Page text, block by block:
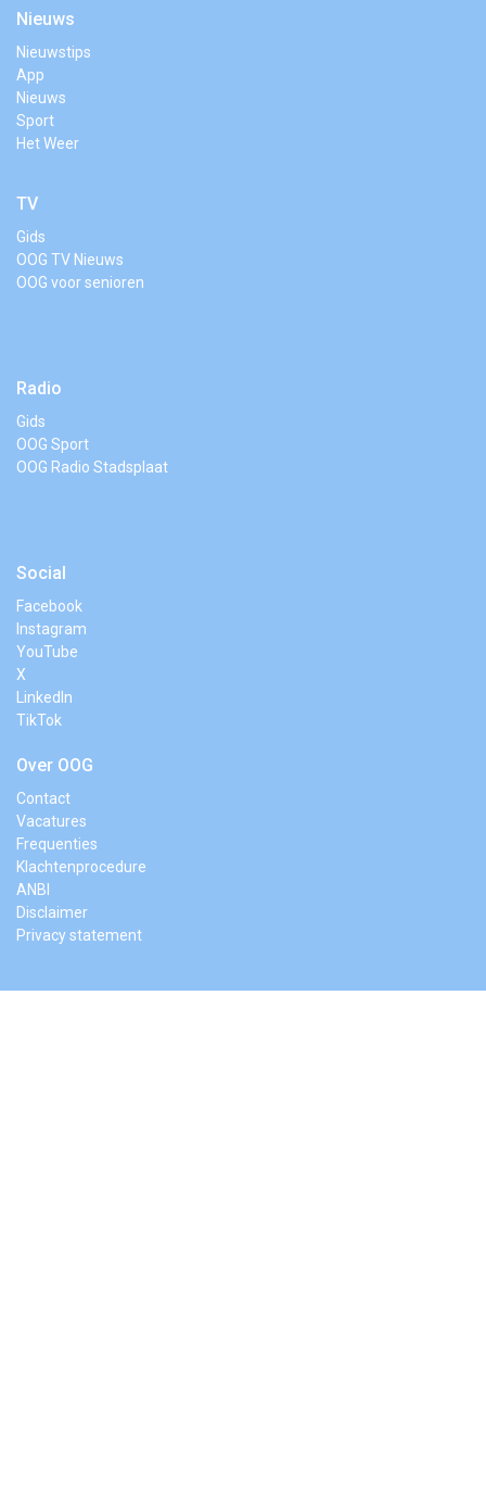
Nieuws
Nieuwstips
App
Nieuws
Sport
Het Weer
TV
Gids
OOG TV Nieuws
OOG voor senioren
Radio
Gids
OOG Sport
OOG Radio Stadsplaat
Social
Facebook
Instagram
YouTube
X
LinkedIn
TikTok
Over OOG
Contact
Vacatures
Frequenties
Klachtenprocedure
ANBI
Disclaimer
Privacy statement